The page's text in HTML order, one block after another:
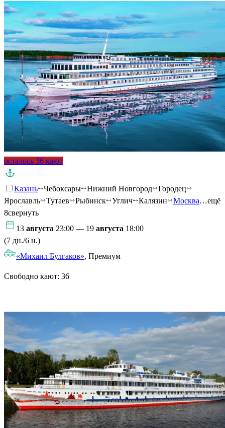
осталось 36 кают
Казань Чебоксары Нижний Новгород
Городец
Ярославль
Тутаев Рыбинск Углич Калязин Москва…ещё
8свернуть
13 августа 23:00 — 19 августа 18:00
(7 дн./6 н.)
«Михаил Булгаков», Премиум
Свободно кают: 36